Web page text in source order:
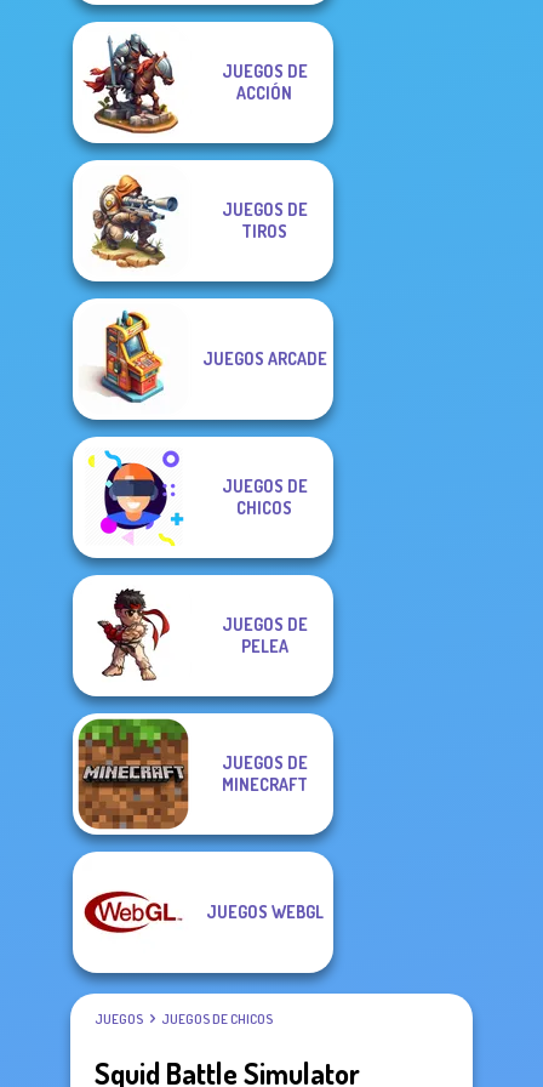
JUEGOS DE
ACCIÓN
JUEGOS DE
TIROS
JUEGOS ARCADE
JUEGOS DE
CHICOS
JUEGOS DE
PELEA
JUEGOS DE
MINECRAFT
JUEGOS WEBGL
JUEGOS JUEGOS DE CHICOS
Squid Battle Simulator